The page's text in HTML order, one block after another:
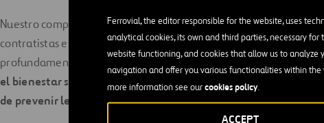
Ferrovial, the editor responsible for the website, uses
analytical cookies, its own and third parties, necessary for
website functioning, and cookies that allow us to analyze
navigation and offer you various functionalities within the
more information see ourcookies policy.
ACCEPT
Nuestro compromiso con la salud, la seguridad y el bienestar de
contratistas es un aspecto fundamental de nuestra estrategia
profundamente arraigado en nuestros valores básicos. En
el bienestar son prioritarios dentro de nuestro marco de
de prevenir lesiones graves y mortales.